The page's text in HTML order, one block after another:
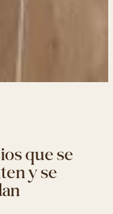
que se
y se